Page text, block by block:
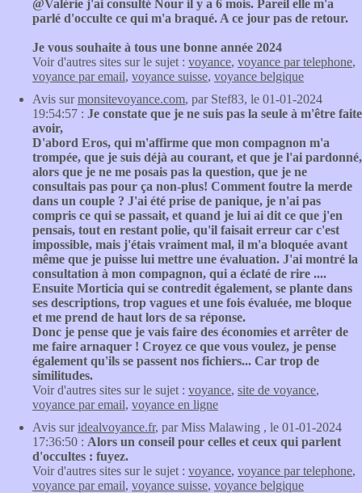
@Valérie j'ai consulté Nour il y a 6 mois. Pareil elle m'a
parlé d'occulte ce qui m'a braqué. A ce jour pas de retour.
Je vous souhaite à tous une bonne année 2024
Voir d'autres sites sur le sujet : voyance, voyance par telephone,
voyance par email, voyance suisse, voyance belgique
Avis surmonsitevoyance.com, par Stef83, le 01-01-2024
19:54:57 : Je constate que je ne suis pas la seule à m'être faite
avoir,
D'abord Eros, qui m'affirme que mon compagnon m'a
trompée, que je suis déjà au courant, et que je l'ai pardonné,
alors que je ne me posais pas la question, que je ne
consultais pas pour ça non-plus! Comment foutre la merde
dans un couple ? J'ai été prise de panique, je n'ai pas
compris ce qui se passait, et quand je lui ai dit ce que j'en
pensais, tout en restant polie, qu'il faisait erreur car c'est
impossible, mais j'étais vraiment mal, il m'a bloquée avant
même que je puisse lui mettre une évaluation. J'ai montré la
consultation à mon compagnon, qui a éclaté de rire ....
Ensuite Morticia qui se contredit également, se plante dans
ses descriptions, trop vagues et une fois évaluée, me bloque
et me prend de haut lors de sa réponse.
Donc je pense que je vais faire des économies et arrêter de
me faire arnaquer ! Croyez ce que vous voulez, je pense
également qu'ils se passent nos fichiers... Car trop de
similitudes.
Voir d'autres sites sur le sujet : voyance, site de voyance,
voyance par email, voyance en ligne
Avis suridealvoyance.fr, par Miss Malawing , le 01-01-2024
17:36:50 : Alors un conseil pour celles et ceux qui parlent
d'occultes : fuyez.
Voir d'autres sites sur le sujet : voyance, voyance par telephone,
voyance par email, voyance suisse, voyance belgique